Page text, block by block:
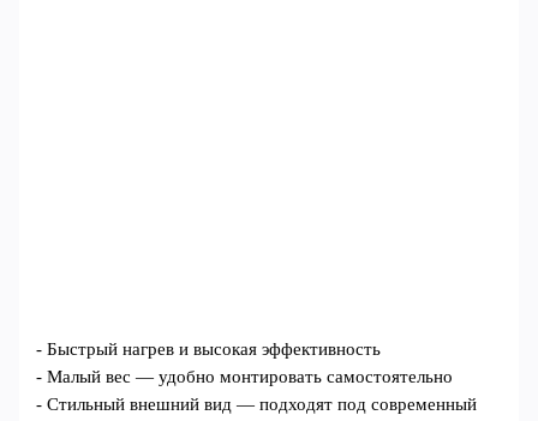
- Быстрый нагрев и высокая эффективность
- Малый вес — удобно монтировать самостоятельно
- Стильный внешний вид — подходят под современный